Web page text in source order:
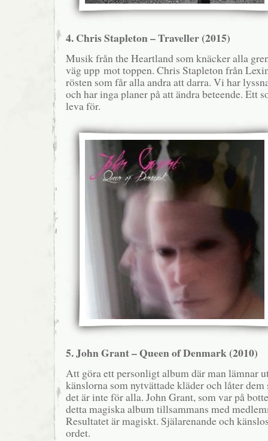
4. Chris Stapleton – Traveller (2015)
Musik från the Heartland som knäcker alla
väg upp mot toppen. Chris Stapleton från
rösten som får alla andra att darra. Vi har
och har inga planer på att ändra beteende. Ett
leva för.
5. John Grant – Queen of Denmark (2010)
Att göra ett personligt album där man lämnar
känslorna som nytvättade kläder och låter
det är inte för alla. John Grant, som var på
detta magiska album tillsammans med
Resultatet är magiskt. Själarenande och
ordet.